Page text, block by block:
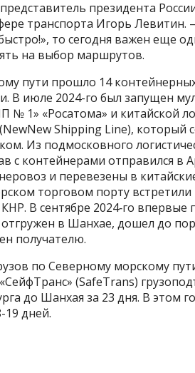
президента
транспорта Игорь Левитин.
то сегодня важен еще
на выбор маршрутов.
пути прошло 14
В июле 2024-го был запущен
№ 1» «Росатома» и китайской
Shipping Line), который
Из подмосковного
с контейнерами отправился в
и перевезены в
торговом порту встретили
В сентябре 2024‑го
отгружен в Шанхае, дошел до
получателю.
по Северному морскому
(SafeTrans)
до Шанхая за 23 дня. В этом
19 дней.